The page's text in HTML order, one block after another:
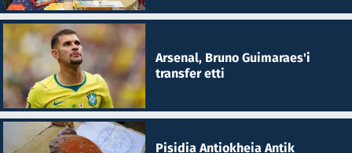
Arsenal, Bruno Guimaraes'i
transfer etti
Pisidia Antiokheia Antik